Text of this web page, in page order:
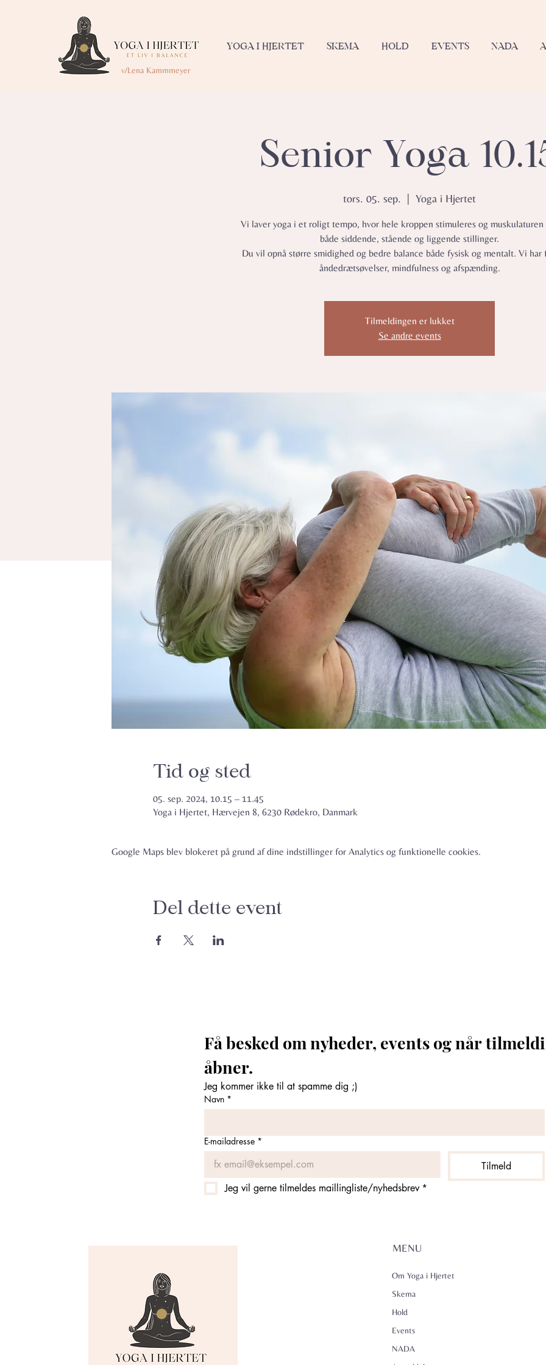
v/Lena Kammmeyer
YOGA I HJERTET SKEMA HOLD EVENTS NADA
Senior Yoga
tors. 05. sep. Yoga i Hjertet
Vi laver yoga i et roligt tempo, hvor hele kroppen stimuleres og muskulaturen
både siddende, stående og liggende stillinger.
Du vil opnå større smidighed og bedre balance både fysisk og mentalt. Vi har
åndedrætsøvelser, mindfulness og afspænding.
Tilmeldingen er lukket
Se andre events
Tid og sted
05. sep. 2024, 10.15 – 11.45
Yoga i Hjertet, Hærvejen 8, 6230 Rødekro, Danmark
Google Maps blev blokeret på grund af dine indstillinger for Analytics og funktionelle cookies.
Del dette event
Få besked om nyheder, events og når
Jeg kommer ikke til at spamme dig ;)
Navn *
E-mailadresse *
Tilmeld
Jeg vil gerne tilmeldes maillingliste/nyhedsbrev *
MENU
Om Yoga i Hjertet
Skema
Hold
Events
NADA